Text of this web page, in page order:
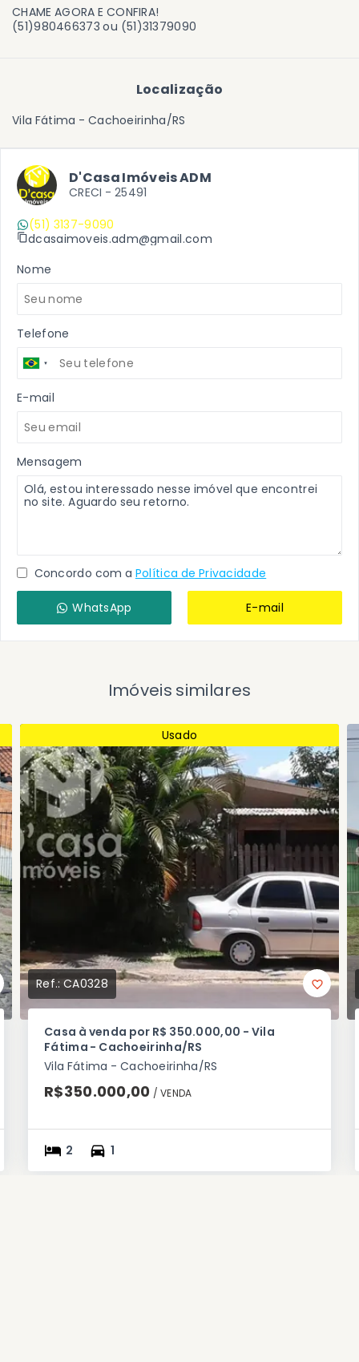
CHAME AGORA E CONFIRA!
(51)980466373 ou (51)31379090
Localização
Vila Fátima - Cachoeirinha/RS
D'Casa Imóveis ADM
CRECI - 25491
(51) 3137-9090
dcasaimoveis.adm@gmail.com
Nome
Telefone
E-mail
Mensagem
Concordo com a Política de Privacidade
WhatsApp E-mail
Imóveis similares
Usado
Ref.:CA0328
Casa à venda por R$ 350.000,00 - Vila
Fátima - Cachoeirinha/RS
Vila Fátima - Cachoeirinha/RS
R$350.000,00 / VENDA
2 1